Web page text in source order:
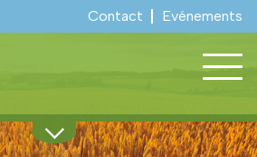
Contact Evénements
Service régional